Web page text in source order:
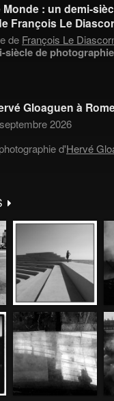
: un demi-
François Le
de François Le
siècle de photographie
Gloaguen à
2026
d'Hervé